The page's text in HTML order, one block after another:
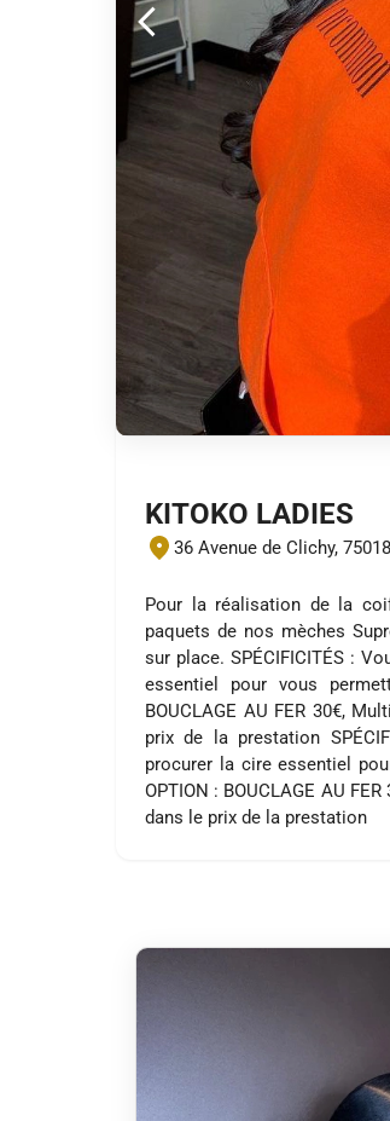
KITOKO LADIES
36 Avenue de Clichy,
Pour la réalisation de la
paquets de nos mèches
sur place. SPÉCIFICITÉS :
essentiel pour vous
BOUCLAGE AU FER 30€,
prix de la prestation
procurer la cire essentiel
OPTION : BOUCLAGE AU
dans le prix de la prestation